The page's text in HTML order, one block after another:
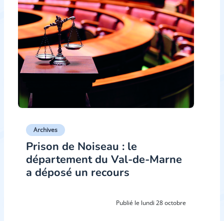
Archives
Prison de Noiseau : le
département du Val-de-Marne
a déposé un recours
Publié le lundi 28 octobre